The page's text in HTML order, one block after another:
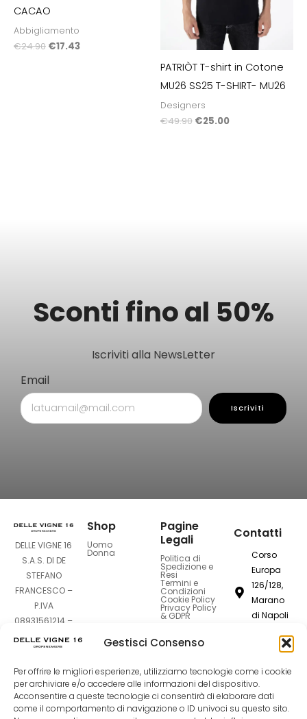
Gestisci Consenso
Per offrire le migliori esperienze, utilizziamo tecnologie come i cookie
per archiviare e/o accedere alle informazioni del dispositivo.
Acconsentire a queste tecnologie ci consentirà di elaborare dati
come il comportamento di navigazione o ID univoci su questo sito.
CACAO
Abbigliamento
€24.90 €17.43
PATRIÒT T-shirt in Cotone
MU26 SS25 T-SHIRT- MU26
Designers
€49.90 €25.00
Sconti fino al 50%
Iscriviti alla NewsLetter
Email
Iscriviti
DELLE VIGNE 16
S.A.S. DI DE
STEFANO
FRANCESCO –
P.IVA
08931561214 –
Sede Legale:
Corso Europa
126-128 –
80016 Marano
di Napoli (NA)
Shop
Uomo
Donna
Pagine
Legali
Politica di
Spedizione e
Resi
Termini e
Condizioni
Cookie Policy
Privacy Policy
& GDPR
Contatti
Corso
Europa
126/128,
Marano
di Napoli
081
7420994